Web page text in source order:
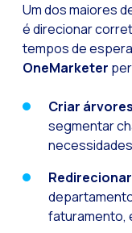
Um dos maiores
é direcionar
tempos de
OneMarketer
Criar
segmentar
faturamento,